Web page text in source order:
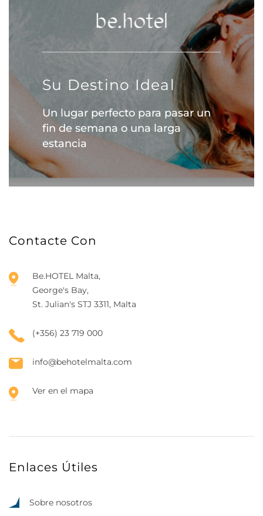
Su Destino Ideal
Un lugar perfecto para pasar un
fin de semana o una larga
estancia
Contacte Con
Be.HOTEL Malta,
George's Bay,
St. Julian's STJ 3311, Malta
(+356) 23 719 000
info@behotelmalta.com
Ver en el mapa
Enlaces Útiles
Sobre nosotros